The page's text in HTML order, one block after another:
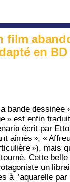
film
en
bande dessinée
» est enfin
écrit par
aimés », «
»), mais
Cette
un
à l’aquarelle